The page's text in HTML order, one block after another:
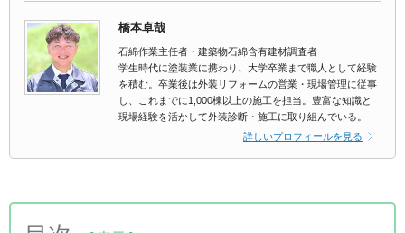
橋本卓哉
石綿作業主任者・建築物石綿含有建材調査者
学生時代に塗装業に携わり、大学卒業まで職人として経験
を積む。卒業後は外装リフォームの営業・現場管理に従事
し、これまでに1,000棟以上の施工を担当。豊富な知識と
現場経験を活かして外装診断・施工に取り組んでいる。
詳しいプロフィールを見る